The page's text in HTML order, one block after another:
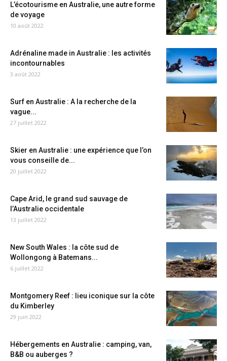
L’écotourisme en Australie, une autre forme
de voyage
10 août 2022
Adrénaline made in Australie : les activités
incontournables
3 août 2022
Surf en Australie : A la recherche de la
vague...
27 juillet 2022
Skier en Australie : une expérience que l’on
vous conseille de...
20 juillet 2022
Cape Arid, le grand sud sauvage de
l’Australie occidentale
13 juillet 2022
New South Wales : la côte sud de
Wollongong à Batemans...
6 juillet 2022
Montgomery Reef : lieu iconique sur la côte
du Kimberley
29 juin 2022
Hébergements en Australie : camping, van,
B&B ou auberges ?